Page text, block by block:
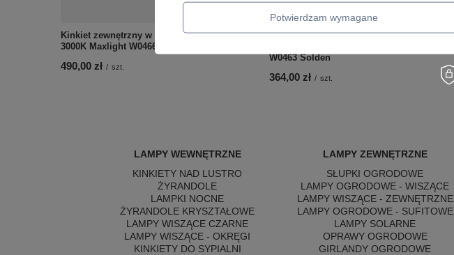
Kinkiet zewnętrzny w kolorze antracyt LED
3000K Maxlight W0466 Gardenia
490,00 zł / szt.
Kinkiet elewacyjny w kolorze korten z
W0463 Solden
364,00 zł / szt.
LAMPY WEWNĘTRZNE
KINKIETY NAD LUSTRO
ŻYRANDOLE
LAMPKI NOCNE
ŻYRANDOLE KRYSZTAŁOWE
LAMPY WISZĄCE CZARNE
LAMPY WISZĄCE - OKRĘGI
KINKIETY DO SYPIALNI
LAMPY ZEWNĘTRZNE
SŁUPKI OGRODOWE
LAMPY OGRODOWE - WISZĄCE
LAMPY WISZĄCE - ZEWNĘTRZNE
LAMPY OGRODOWE - SUFITOWE
LAMPY SOLARNE
OPRAWY OGRODOWE
GIRLANDY OGRODOWE
Potwierdzam wymagane